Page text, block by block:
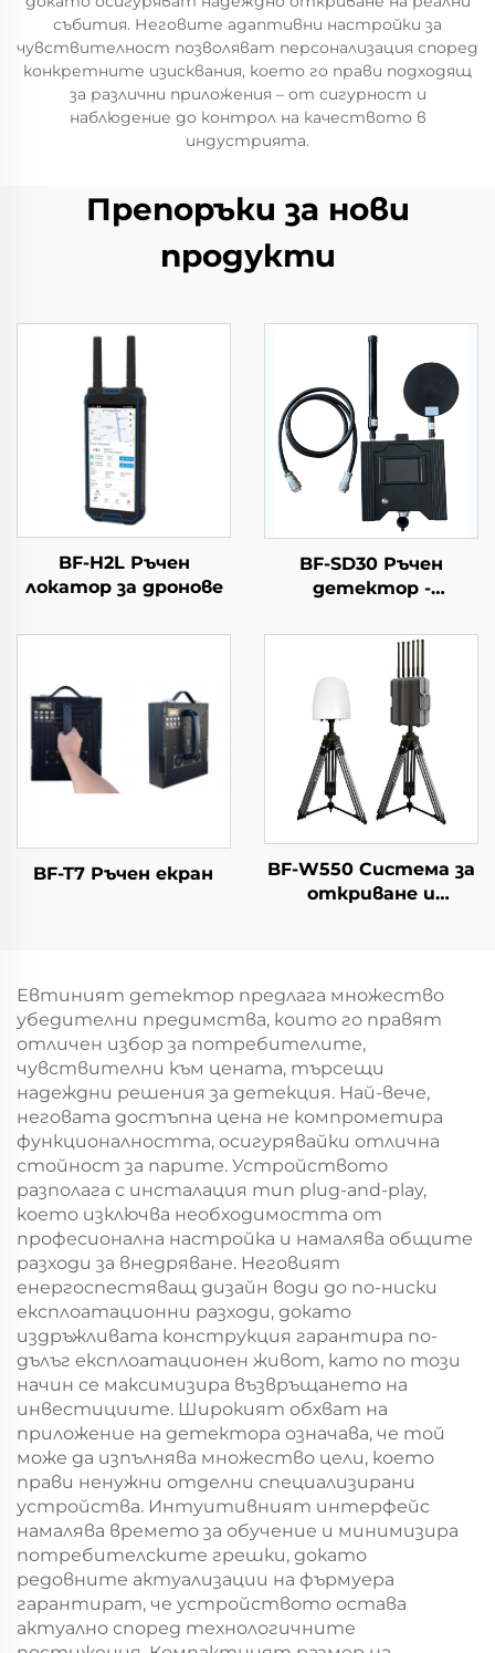
събития. Неговите адаптивни настройки за
чувствителност позволяват персонализация според
конкретните изисквания, което го прави подходящ
за различни приложения – от сигурност и
наблюдение до контрол на качеството в
индустрията.
Препоръки за нови
продукти
BF-H2L Ръчен
локатор за дронове
BF-SD30 Ръчен
детектор -
BF-T7 Ръчен екран
BF-W550 Система за
откриване и
Евтиният детектор предлага множество
убедителни предимства, които го правят
отличен избор за потребителите,
чувствителни към цената, търсещи
надеждни решения за детекция. Най-вече,
неговата достъпна цена не компрометира
функционалността, осигурявайки отлична
стойност за парите. Устройството
разполага с инсталация тип plug-and-play,
което изключва необходимостта от
професионална настройка и намалява общите
разходи за внедряване. Неговият
енергоспестяващ дизайн води до по-ниски
експлоатационни разходи, докато
издръжливата конструкция гарантира по-
дълъг експлоатационен живот, като по този
начин се максимизира възвръщането на
инвестициите. Широкият обхват на
приложение на детектора означава, че той
може да изпълнява множество цели, което
прави ненужни отделни специализирани
устройства. Интуитивният интерфейс
намалява времето за обучение и минимизира
потребителските грешки, докато
редовните актуализации на фърмуера
гарантират, че устройството остава
актуално според технологичните